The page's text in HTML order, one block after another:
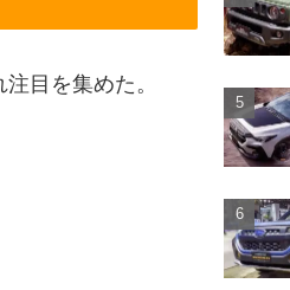
目を集めた。